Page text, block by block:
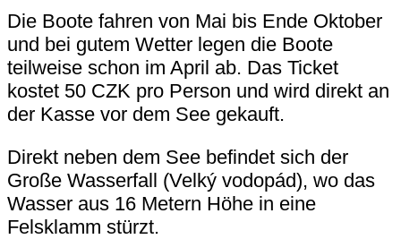
Die Boote fahren von Mai bis Ende Oktober
und bei gutem Wetter legen die Boote
teilweise schon im April ab. Das Ticket
kostet 50 CZK pro Person und wird direkt an
der Kasse vor dem See gekauft.
Direkt neben dem See befindet sich der
Große Wasserfall (Velký vodopád), wo das
Wasser aus 16 Metern Höhe in eine
Felsklamm stürzt.